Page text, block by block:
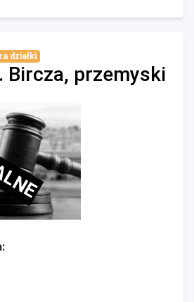
działki
Bircza, przemyski